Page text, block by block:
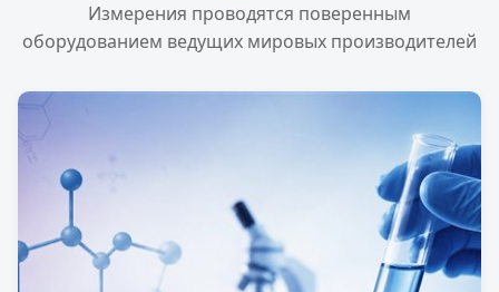
Измерения проводятся поверенным
оборудованием ведущих мировых производителей